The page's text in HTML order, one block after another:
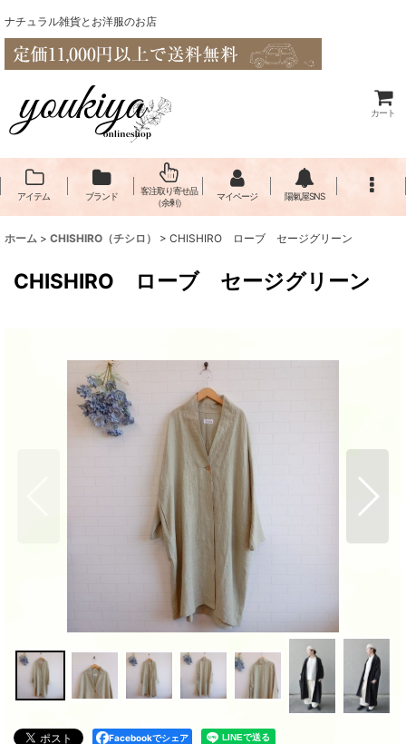
ナチュラル雑貨とお洋服のお店
カート
アイテム ブランド
客注取り寄せ品
（余剰）
マイページ 陽氣屋SNS
ホーム > CHISHIRO（チシロ） > CHISHIRO ローブ セージグリーン
CHISHIRO ローブ セージグリーン
Facebookでシェア